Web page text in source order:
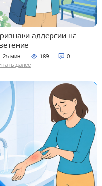
аллергии на
25 мин. 189 0
далее